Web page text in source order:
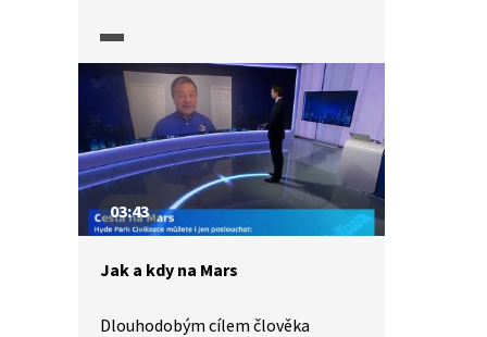
má zrcadla o průměru přes čtyřicet
metrů. Díky tomu umožňuje
astronomům hledat planety
podobné Zemi či pozorovat černé
díry.
03:43
Jak a kdy na Mars
Dlouhodobým cílem člověka